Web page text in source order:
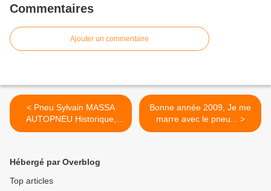
Commentaires
Ajouter un commentaire
< Pneu Sylvain MASSA
AUTOPNEU Historique,
Cannes Décembre 1908.
Bonne année 2009, Je me
marre avec le pneu... >
Hébergé par Overblog
Top articles